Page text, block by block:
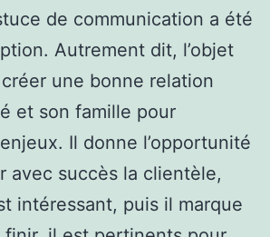
de communication a été
Autrement dit, l’objet
une bonne relation
et son famille pour
Il donne l’opportunité
avec succès la clientèle,
intéressant, puis il marque